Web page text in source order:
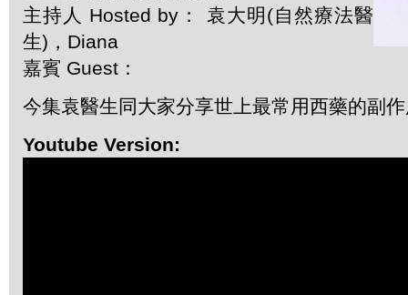
主持人 Hosted by： 袁大明(自然療法醫
生)，Diana
嘉賓 Guest：
今集袁醫生同大家分享世上最常用西藥的副
Youtube Version: